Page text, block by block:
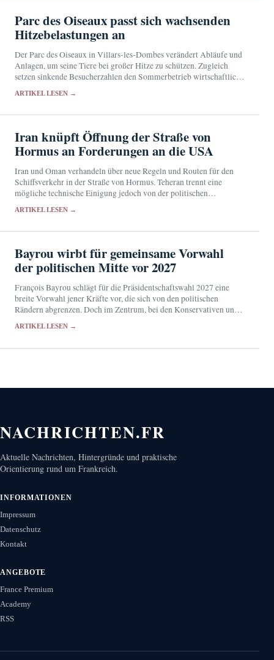
Parc des Oiseaux passt sich wachsenden
Hitzebelastungen an
Der Parc des Oiseaux in Villars-les-Dombes verändert Abläufe und
Anlagen, um seine Tiere bei großer Hitze zu schützen. Zugleich
setzen sinkende Besucherzahlen den Sommerbetrieb wirtschaftlich
ARTIKEL LESEN →
Iran knüpft Öffnung der Straße von
Hormus an Forderungen an die USA
Iran und Oman verhandeln über neue Regeln und Routen für den
Schiffsverkehr in der Straße von Hormus. Teheran trennt eine
mögliche technische Einigung jedoch von der politischen
ARTIKEL LESEN →
Bayrou wirbt für gemeinsame Vorwahl
der politischen Mitte vor 2027
François Bayrou schlägt für die Präsidentschaftswahl 2027 eine
breite Vorwahl jener Kräfte vor, die sich von den politischen
Rändern abgrenzen. Doch im Zentrum, bei den Konservativen und
ARTIKEL LESEN →
NACHRICHTEN.FR
Aktuelle Nachrichten, Hintergründe und praktische
Orientierung rund um Frankreich.
INFORMATIONEN
Impressum
Datenschutz
Kontakt
ANGEBOTE
France Premium
Academy
RSS